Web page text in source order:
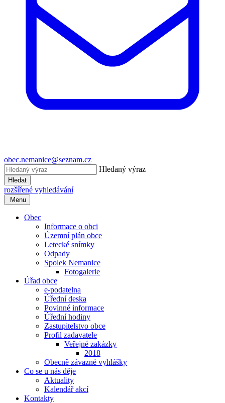
obec.nemanice@seznam.cz
Hledaný výraz
Hledat
rozšířené vyhledávání
Menu
Obec
Informace o obci
Územní plán obce
Letecké snímky
Odpady
Spolek Nemanice
Fotogalerie
Úřad obce
e-podatelna
Úřední deska
Povinné informace
Úřední hodiny
Zastupitelstvo obce
Profil zadavatele
Veřejné zakázky
2018
Obecně závazné vyhlášky
Co se u nás děje
Aktuality
Kalendář akcí
Kontakty